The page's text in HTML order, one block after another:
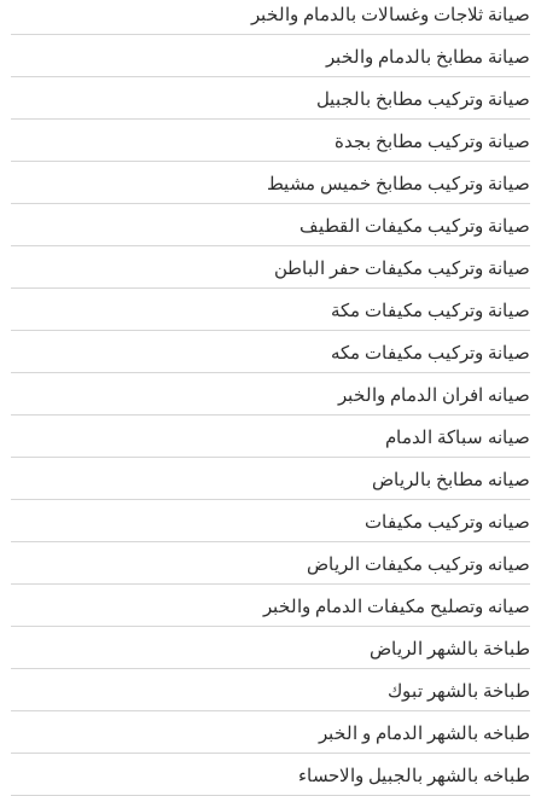
صيانة ثلاجات وغسالات بالدمام والخبر
صيانة مطابخ بالدمام والخبر
صيانة وتركيب مطابخ بالجبيل
صيانة وتركيب مطابخ بجدة
صيانة وتركيب مطابخ خميس مشيط
صيانة وتركيب مكيفات القطيف
صيانة وتركيب مكيفات حفر الباطن
صيانة وتركيب مكيفات مكة
صيانة وتركيب مكيفات مكه
صيانه افران الدمام والخبر
صيانه سباكة الدمام
صيانه مطابخ بالرياض
صيانه وتركيب مكيفات
صيانه وتركيب مكيفات الرياض
صيانه وتصليح مكيفات الدمام والخبر
طباخة بالشهر الرياض
طباخة بالشهر تبوك
طباخه بالشهر الدمام و الخبر
طباخه بالشهر بالجبيل والاحساء